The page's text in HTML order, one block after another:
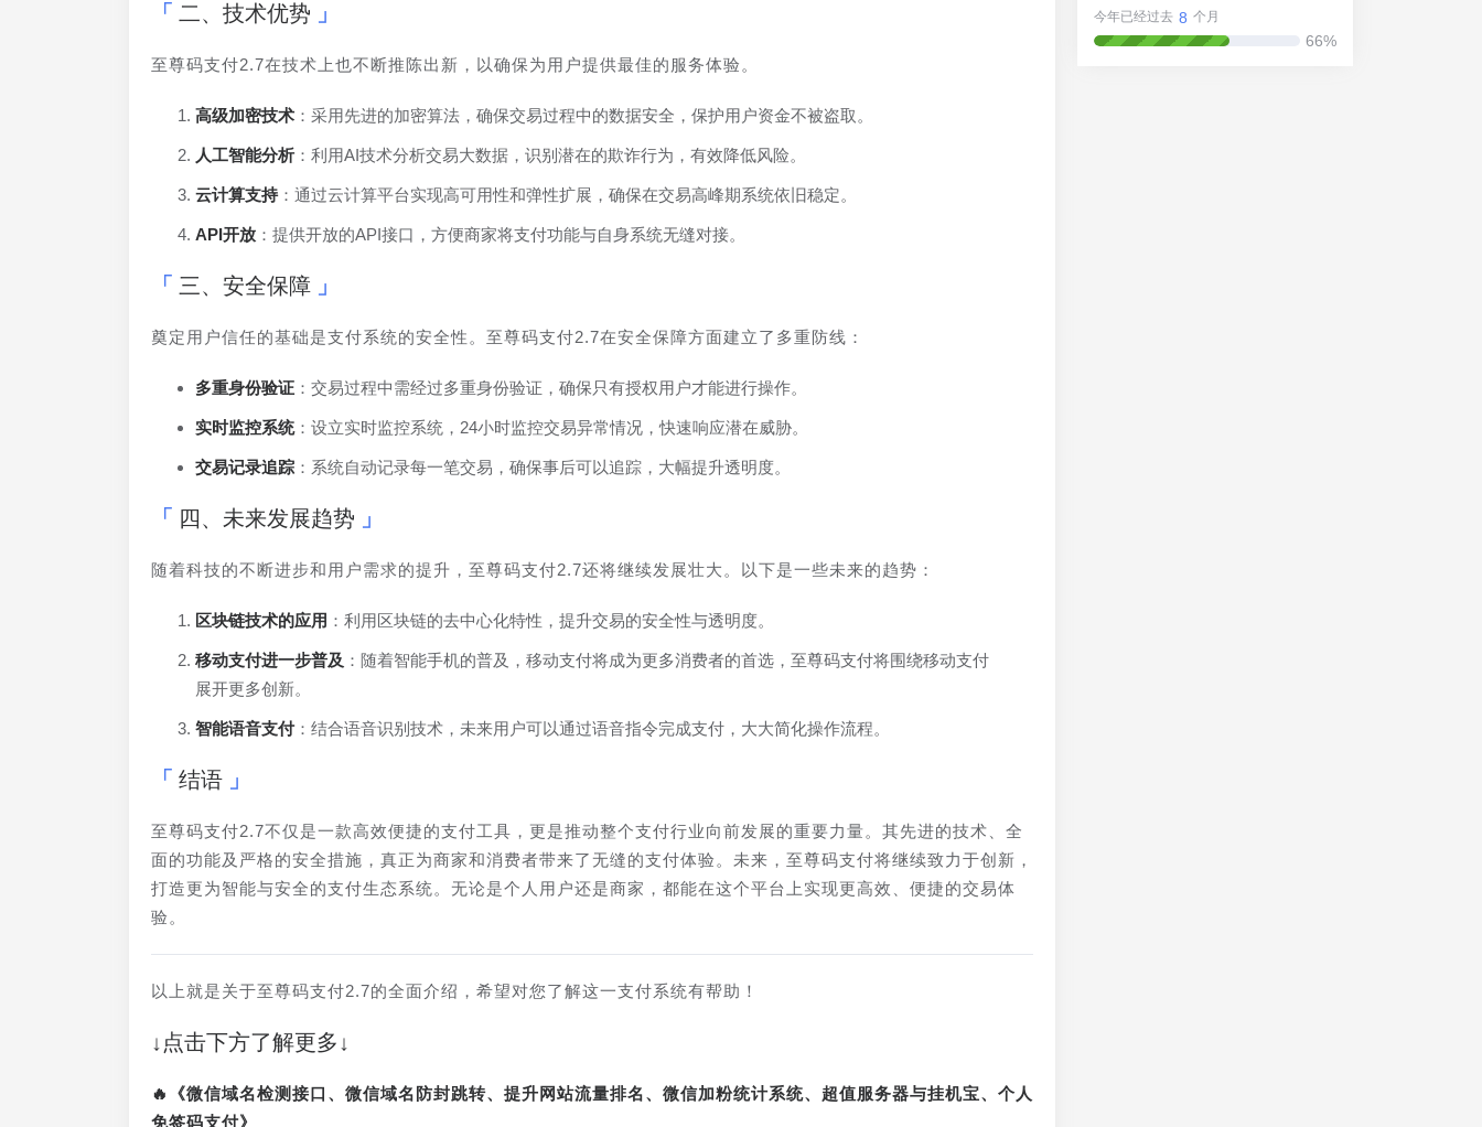
二、技术优势
至尊码支付2.7在技术上也不断推陈出新，以确保为用户提供最佳的服务体验。
高级加密技术 ：采用先进的加密算法，确保交易过程中的数据安全，保护用户资金不被盗取。
人工智能分析 ：利用AI技术分析交易大数据，识别潜在的欺诈行为，有效降低风险。
云计算支持：通过云计算平台实现高可用性和弹性扩展，确保在交易高峰期系统依旧稳定。
API开放 ：提供开放的API接口，方便商家将支付功能与自身系统无缝对接。
三、安全保障
奠定用户信任的基础是支付系统的安全性。至尊码支付2.7在安全保障方面建立了多重防线：
多重身份验证 ：交易过程中需经过多重身份验证，确保只有授权用户才能进行操作。
实时监控系统：设立实时监控系统，24小时监控交易异常情况，快速响应潜在威胁。
交易记录追踪 ：系统自动记录每一笔交易，确保事后可以追踪，大幅提升透明度。
四、未来发展趋势
随着科技的不断进步和用户需求的提升，至尊码支付2.7还将继续发展壮大。以下是一些未来的趋势：
区块链技术的应用 ：利用区块链的去中心化特性，提升交易的安全性与透明度。
移动支付进一步普及 ：随着智能手机的普及，移动支付将成为更多消费者的首选，至尊码支付将围绕移动支付
展开更多创新。
智能语音支付：结合语音识别技术，未来用户可以通过语音指令完成支付，大大简化操作流程。
结语
至尊码支付2.7不仅是一款高效便捷的支付工具，更是推动整个支付行业向前发展的重要力量。其先进的技术、全
面的功能及严格的安全措施，真正为商家和消费者带来了无缝的支付体验。未来，至尊码支付将继续致力于创新，
打造更为智能与安全的支付生态系统。无论是个人用户还是商家，都能在这个平台上实现更高效、便捷的交易体
验。
以上就是关于至尊码支付2.7的全面介绍，希望对您了解这一支付系统有帮助！
↓点击下方了解更多↓
🔥《微信域名检测接口、微信域名防封跳转、提升网站流量排名、微信加粉统计系统、超值服务器与挂机宝、个人
免签码支付》
今年已经过去 8 个月
66%